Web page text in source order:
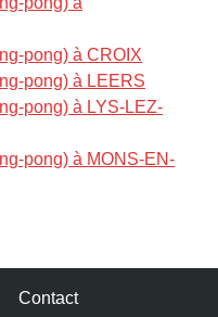
pong) à CROIX
pong) à LEERS
pong) à LYS-LEZ-
pong) à MONS-EN-
Contact